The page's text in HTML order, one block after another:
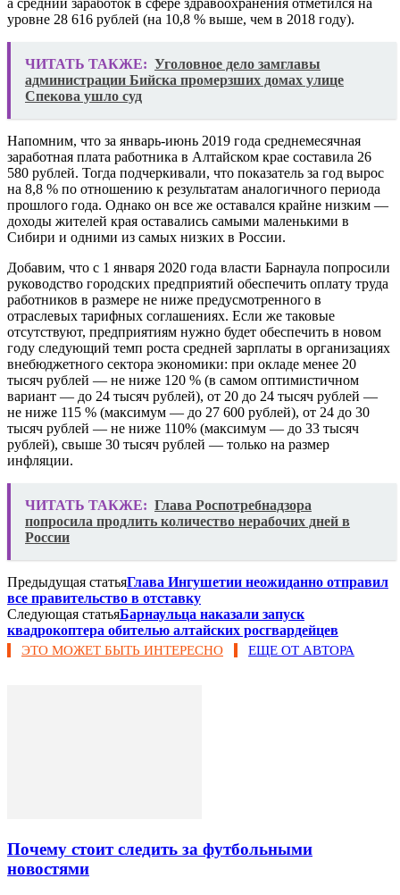
уровне 28 616 рублей (на 10,8 % выше, чем в 2018 году).
ЧИТАТЬ ТАКЖЕ: Уголовное дело замглавы
администрации Бийска промерзших домах улице
Спекова ушло суд
Напомним, что за январь-июнь 2019 года среднемесячная
заработная плата работника в Алтайском крае составила 26
580 рублей. Тогда подчеркивали, что показатель за год вырос
на 8,8 % по отношению к результатам аналогичного периода
прошлого года. Однако он все же оставался крайне низким —
доходы жителей края оставались самыми маленькими в
Сибири и одними из самых низких в России.
Добавим, что с 1 января 2020 года власти Барнаула попросили
руководство городских предприятий обеспечить оплату труда
работников в размере не ниже предусмотренного в
отраслевых тарифных соглашениях. Если же таковые
отсутствуют, предприятиям нужно будет обеспечить в новом
году следующий темп роста средней зарплаты в организациях
внебюджетного сектора экономики: при окладе менее 20
тысяч рублей — не ниже 120 % (в самом оптимистичном
вариант — до 24 тысяч рублей), от 20 до 24 тысяч рублей —
не ниже 115 % (максимум — до 27 600 рублей)‬, от 24 до 30
тысяч рублей — не ниже 110% (максимум — до 33 тысяч
рублей), свыше 30 тысяч рублей — только на размер
инфляции.
ЧИТАТЬ ТАКЖЕ: Глава Роспотребнадзора
попросила продлить количество нерабочих дней в
России
Предыдущая статьяГлава Ингушетии неожиданно отправил
все правительство в отставку
Следующая статьяБарнаульца наказали запуск
квадрокоптера обителью алтайских росгвардейцев
ЭТО МОЖЕТ БЫТЬ ИНТЕРЕСНО ЕЩЕ ОТ АВТОРА
Почему стоит следить за футбольными
новостями